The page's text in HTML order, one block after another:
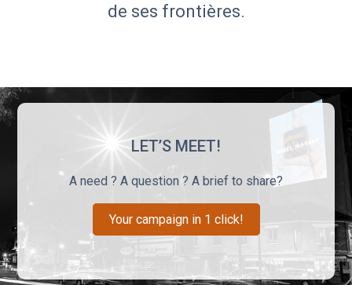
de ses frontières.
LET’S MEET!
A need ? A question ? A brief to share?
Your campaign in 1 click!